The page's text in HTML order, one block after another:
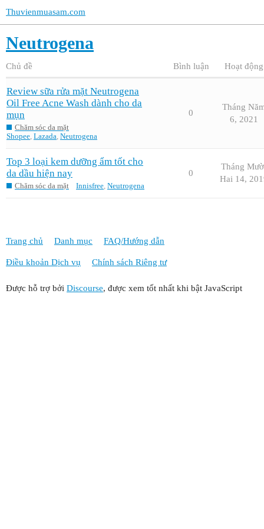
Thuvienmuasam.com
Neutrogena
Chủ đề Bình luận Hoạt động
Review sữa rửa mặt Neutrogena
Oil Free Acne Wash dành cho da
mụn
Chăm sóc da mặt
Shopee, Lazada, Neutrogena
0
Tháng
6, 2021
Top 3 loại kem dưỡng ẩm tốt cho
da dầu hiện nay
Chăm sóc da mặt Innisfree, Neutrogena
0
Tháng
Hai 14,
Trang chủ Danh mục FAQ/Hướng dẫn
Điều khoản Dịch vụ Chính sách Riêng tư
Được hỗ trợ bởi Discourse, được xem tốt nhất khi bật JavaScript